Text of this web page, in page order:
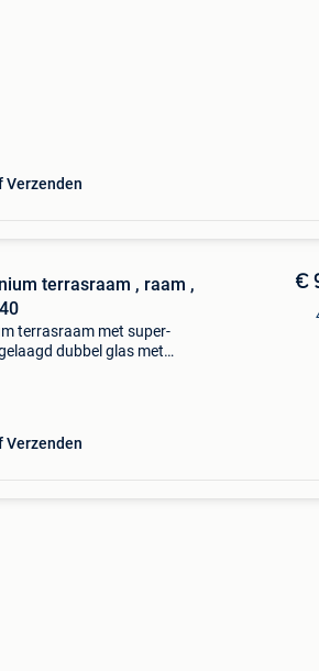
Verzenden
terrasraam , raam ,
terrasraam met super-
dubbel glas met
Verzenden
€